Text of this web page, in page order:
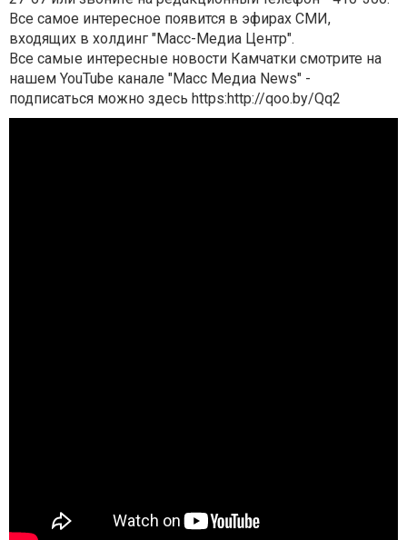
Все самое интересное появится в эфирах СМИ,
входящих в холдинг "Масс-Медиа Центр".
Все самые интересные новости Камчатки смотрите на
нашем YouTube канале "Масс Медиа News" -
подписаться можно здесь https:http://qoo.by/Qq2